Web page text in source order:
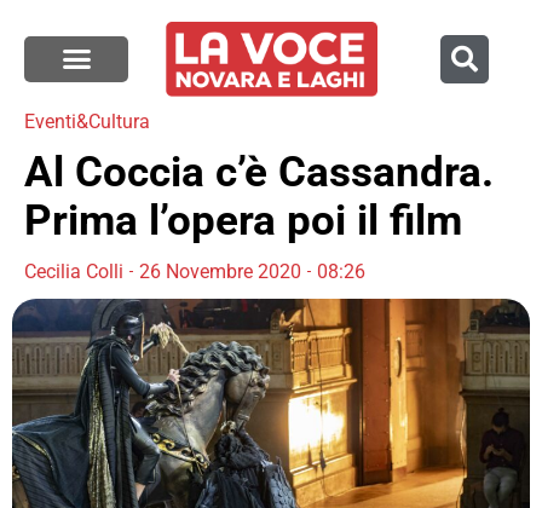
Eventi&Cultura
Al Coccia c’è Cassandra.
Prima l’opera poi il film
Cecilia Colli 26 Novembre 2020 08:26